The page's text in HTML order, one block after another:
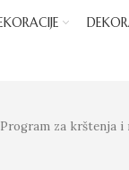
Program za krštenja i